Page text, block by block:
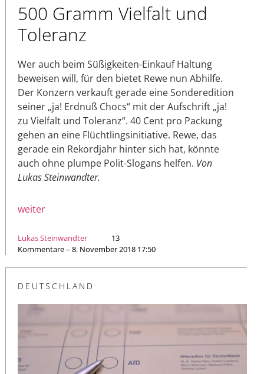
500 Gramm Vielfalt und
Toleranz
Wer auch beim Süßigkeiten-Einkauf Haltung
beweisen will, für den bietet Rewe nun Abhilfe.
Der Konzern verkauft gerade eine Sonderedition
seiner „ja! Erdnuß Chocs“ mit der Aufschrift „ja!
zu Vielfalt und Toleranz“. 40 Cent pro Packung
gehen an eine Flüchtlingsinitiative. Rewe, das
gerade ein Rekordjahr hinter sich hat, könnte
auch ohne plumpe Polit-Slogans helfen. Von
Lukas Steinwandter.
weiter
Lukas Steinwandter
13
Kommentare – 8. November 2018 17:50
DEUTSCHLAND